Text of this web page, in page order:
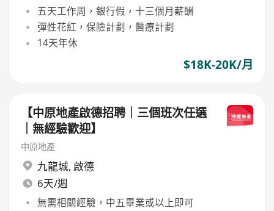
五天工作周，銀行假，十三個月薪酬
彈性花紅，保險計劃，醫療計劃
14天年休
$18K-20K/月
【中原地產啟德招聘｜三個班次任選
｜無經驗歡迎】
中原地產
九龍城, 啟德
6天/週
無需相關經驗，中五畢業或以上即可